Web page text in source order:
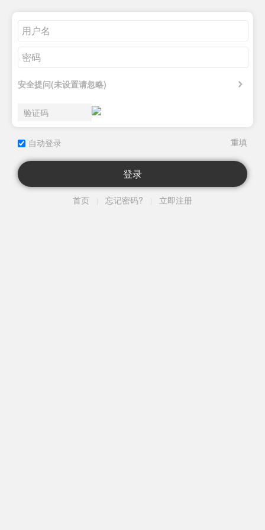
安全提问(未设置请忽略)
自动登录
登录
首页 忘记密码? 立即注册